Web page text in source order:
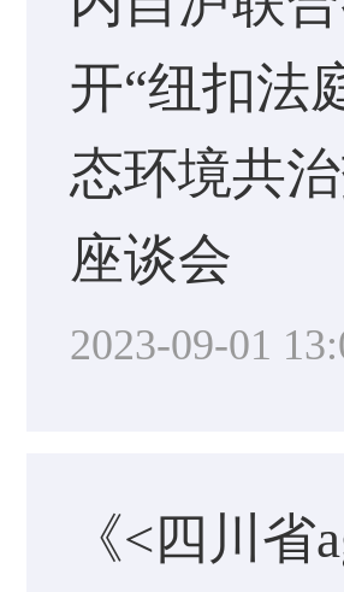
开“纽扣法
态环境共
座谈会
2023-09-01
《<四川省